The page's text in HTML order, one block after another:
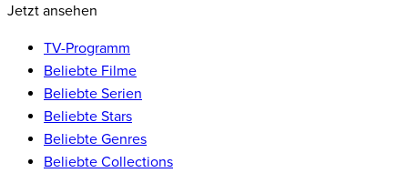
Jetzt ansehen
TV-Programm
Beliebte Filme
Beliebte Serien
Beliebte Stars
Beliebte Genres
Beliebte Collections